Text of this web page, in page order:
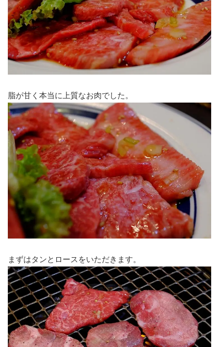
脂が甘く本当に上質なお肉でした。
まずはタンとロースをいただきます。